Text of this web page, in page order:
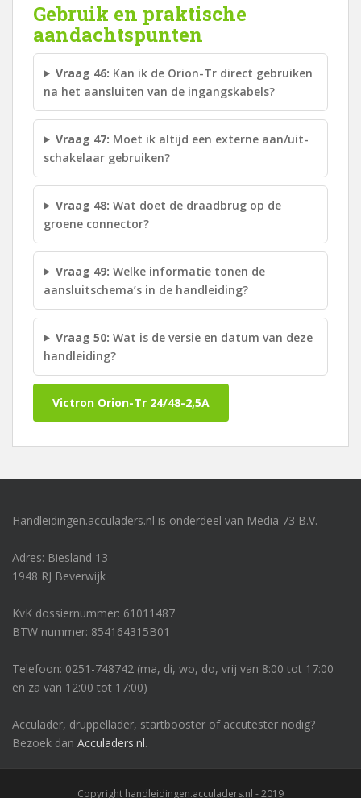
Gebruik en praktische
aandachtspunten
Vraag 46: Kan ik de Orion-Tr direct gebruiken
na het aansluiten van de ingangskabels?
Vraag 47: Moet ik altijd een externe aan/uit-
schakelaar gebruiken?
Vraag 48: Wat doet de draadbrug op de
groene connector?
Vraag 49: Welke informatie tonen de
aansluitschema’s in de handleiding?
Vraag 50: Wat is de versie en datum van deze
handleiding?
Victron Orion-Tr 24/48-2,5A
Handleidingen.acculaders.nl is onderdeel van Media 73 B.V.
Adres: Biesland 13
1948 RJ Beverwijk
KvK dossiernummer: 61011487
BTW nummer: 854164315B01
Telefoon: 0251-748742 (ma, di, wo, do, vrij van 8:00 tot 17:00
en za van 12:00 tot 17:00)
Acculader, druppellader, startbooster of accutester nodig?
Bezoek dan Acculaders.nl.
Copyright handleidingen.acculaders.nl - 2019